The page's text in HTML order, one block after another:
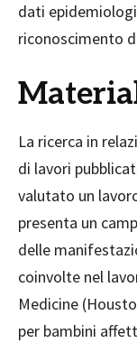
dati
riconoscimento
La ricerca in
di lavori
valutato un
presenta un
delle
coinvolte nel
Medicine
per bambini affet